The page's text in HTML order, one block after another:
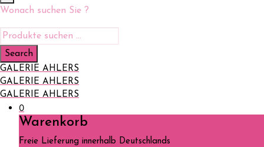
Wonach suchen Sie ?
GALERIE AHLERS
GALERIE AHLERS
GALERIE AHLERS
0
Warenkorb
Freie Lieferung innerhalb Deutschlands